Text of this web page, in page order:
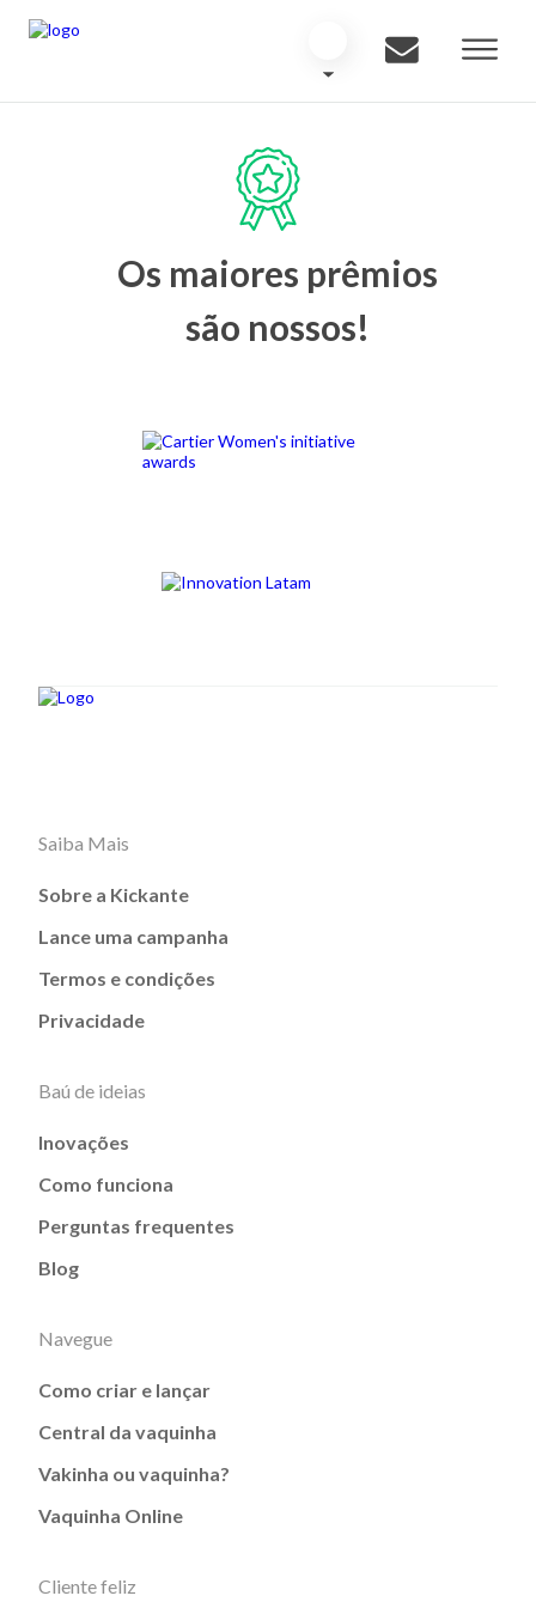
Os maiores prêmios
são nossos!
Saiba Mais
Sobre a Kickante
Lance uma campanha
Termos e condições
Privacidade
Baú de ideias
Inovações
Como funciona
Perguntas frequentes
Blog
Navegue
Como criar e lançar
Central da vaquinha
Vakinha ou vaquinha?
Vaquinha Online
Cliente feliz